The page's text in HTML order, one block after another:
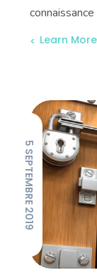
Learn More
5 SEPTEMBRE 2019